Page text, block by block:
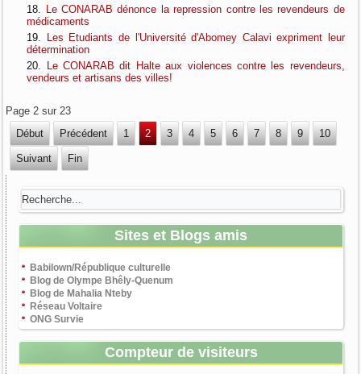
Le CONARAB dénonce la repression contre les revendeurs de
médicaments
Les Etudiants de l'Université d'Abomey Calavi expriment leur
détermination
Le CONARAB dit Halte aux violences contre les revendeurs,
vendeurs et artisans des villes!
Page 2 sur 23
Début
Précédent 1 2 3 4 5 6 7 8 9 10
Suivant Fin
Sites et Blogs amis
Babilown/République culturelle
Blog de Olympe Bhêly-Quenum
Blog de Mahalia Nteby
Réseau Voltaire
ONG Survie
Compteur de visiteurs